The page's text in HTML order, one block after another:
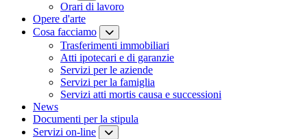
Orari di lavoro
Opere d'arte
Cosa facciamo
Trasferimenti immobiliari
Atti ipotecari e di garanzie
Servizi per le aziende
Servizi per la famiglia
Servizi atti mortis causa e successioni
News
Documenti per la stipula
Servizi on-line